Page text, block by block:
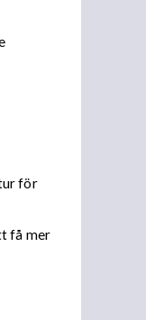
för
få mer